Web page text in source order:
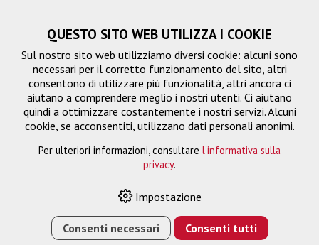
Scatola di giunzione
› E-SHOP › GESTIONE DEL SEGNALE
SCATOLA DI
QUESTO SITO WEB UTILIZZA I COOKIE
Sul nostro sito web utilizziamo diversi cookie: alcuni sono
necessari per il corretto funzionamento del sito, altri
consentono di utilizzare più funzionalità, altri ancora ci
aiutano a comprendere meglio i nostri utenti. Ci aiutano
quindi a ottimizzare costantemente i nostri servizi. Alcuni
cookie, se acconsentiti, utilizzano dati personali anonimi.
Per ulteriori informazioni, consultare l'informativa sulla
privacy.
Impostazione
Consenti necessari Consenti tutti